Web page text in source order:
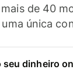
de 40
única
seu dinheiro